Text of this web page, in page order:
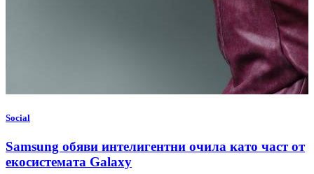
Social
Samsung обяви интелигентни очила като част от
екосистемата Galaxy